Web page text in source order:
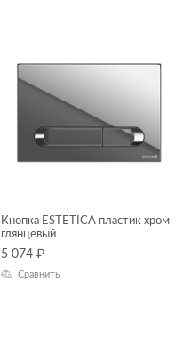
Кнопка ESTETICA пластик хром
глянцевый
5 074 ₽
Сравнить